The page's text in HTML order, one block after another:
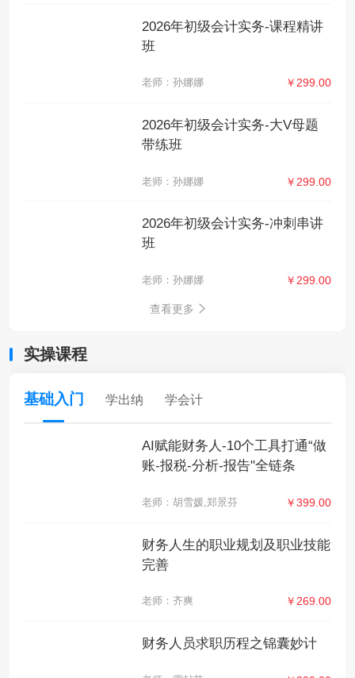
2026年初级会计实务-课程精讲
班
老师：孙娜娜 ￥299.00
2026年初级会计实务-大V母题
带练班
老师：孙娜娜 ￥299.00
2026年初级会计实务-冲刺串讲
班
老师：孙娜娜 ￥299.00
查看更多
实操课程
基础入门 学出纳 学会计
AI赋能财务人-10个工具打通“做
账-报税-分析-报告"全链条
老师：胡雪媛,郑景芬 ￥399.00
财务人生的职业规划及职业技能
完善
老师：齐爽 ￥269.00
财务人员求职历程之锦囊妙计